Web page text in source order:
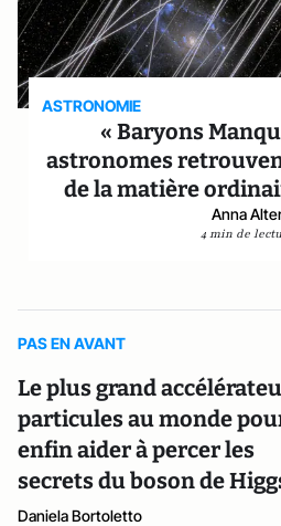
ASTRONOMIE
« Baryons
astronomes
de la matière
Anna
4 min de
PAS EN AVANT
Le plus grand
particules au monde
enfin aider à percer les
secrets du boson de
Daniela Bortoletto